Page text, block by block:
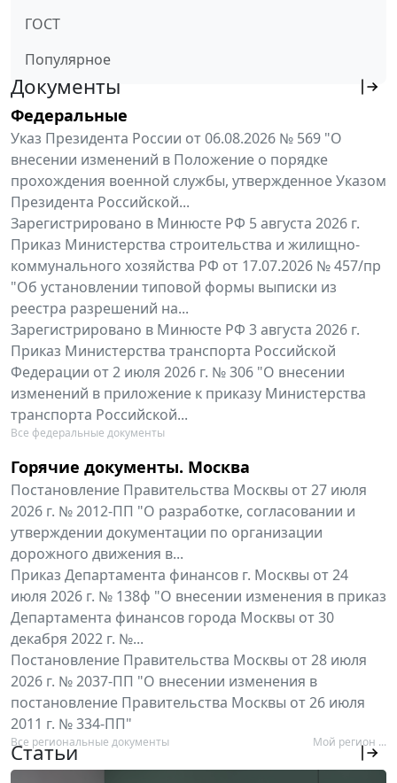
ГОСТ
Популярное
Документы
Федеральные
Указ Президента России от 06.08.2026 № 569 "О
внесении изменений в Положение о порядке
прохождения военной службы, утвержденное Указом
Президента Российской...
Зарегистрировано в Минюсте РФ 5 августа 2026 г.
Приказ Министерства строительства и жилищно-
коммунального хозяйства РФ от 17.07.2026 № 457/пр
"Об установлении типовой формы выписки из
реестра разрешений на...
Зарегистрировано в Минюсте РФ 3 августа 2026 г.
Приказ Министерства транспорта Российской
Федерации от 2 июля 2026 г. № 306 "О внесении
изменений в приложение к приказу Министерства
транспорта Российской...
Все федеральные документы
Горячие документы. Москва
Постановление Правительства Москвы от 27 июля
2026 г. № 2012-ПП "О разработке, согласовании и
утверждении документации по организации
дорожного движения в...
Приказ Департамента финансов г. Москвы от 24
июля 2026 г. № 138ф "О внесении изменения в приказ
Департамента финансов города Москвы от 30
декабря 2022 г. №...
Постановление Правительства Москвы от 28 июля
2026 г. № 2037-ПП "О внесении изменения в
постановление Правительства Москвы от 26 июля
2011 г. № 334-ПП"
Все региональные документы Мой регион ...
Статьи